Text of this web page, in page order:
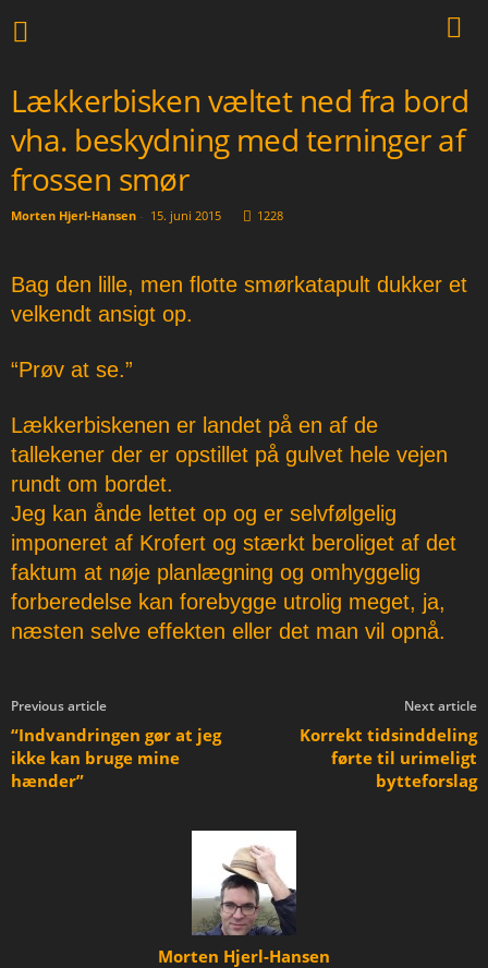
Lækkerbisken væltet ned fra bord
vha. beskydning med terninger af
frossen smør
Morten Hjerl-Hansen - 15. juni 2015 1228
Bag den lille, men flotte smørkatapult dukker et
velkendt ansigt op.
“Prøv at se.”
Lækkerbiskenen er landet på en af de
tallekener der er opstillet på gulvet hele vejen
rundt om bordet.
Jeg kan ånde lettet op og er selvfølgelig
imponeret af Krofert og stærkt beroliget af det
faktum at nøje planlægning og omhyggelig
forberedelse kan forebygge utrolig meget, ja,
næsten selve effekten eller det man vil opnå.
Previous article
“Indvandringen gør at jeg
ikke kan bruge mine
hænder”
Next article
Korrekt tidsinddeling
førte til urimeligt
bytteforslag
Morten Hjerl-Hansen